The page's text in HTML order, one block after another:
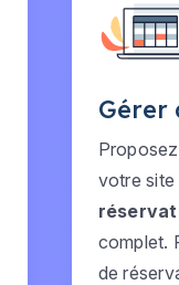
Gérer
votre
complet.
de